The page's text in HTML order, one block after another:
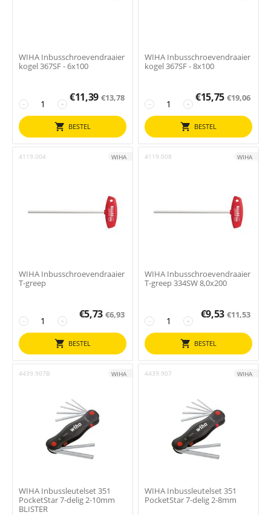
WIHA Inbusschroevendraaier
kogel 367SF - 6x100
+
−
€11,39 €13,78
BESTEL
WIHA Inbusschroevendraaier
kogel 367SF - 8x100
+
−
€15,75 €19,06
BESTEL
4119.004 WIHA
WIHA Inbusschroevendraaier
T-greep
+
−
€5,73 €6,93
BESTEL
4119.008 WIHA
WIHA Inbusschroevendraaier
T-greep 334SW 8,0x200
+
−
€9,53 €11,53
BESTEL
4439.907B WIHA
WIHA Inbussleutelset 351
PocketStar 7-delig 2-10mm
BLISTER
4439.907 WIHA
WIHA Inbussleutelset 351
PocketStar 7-delig 2-8mm